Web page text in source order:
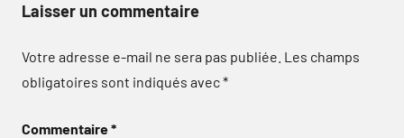
Laisser un commentaire
Votre adresse e-mail ne sera pas publiée. Les champs
obligatoires sont indiqués avec*
Commentaire*